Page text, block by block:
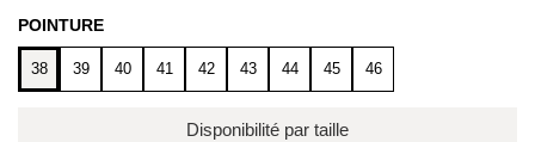
POINTURE
38 39 40 41 42 43 44 45 46
Disponibilité par taille